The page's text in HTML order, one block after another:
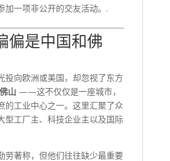
加一项非公开的交友活动。.
偏是中国和佛
投向欧洲或美国，却忽视了东方
佛山 ——这不仅仅是一座城市，
的工业中心之一。这里汇聚了众
型工厂主、科技企业主以及国际
劳著称，但他们往往缺少最重要